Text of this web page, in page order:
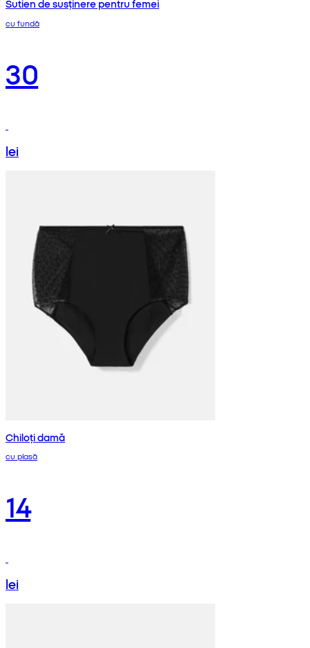
Sutien de susținere pentru femei
cu fundă
30
lei
Chiloți damă
cu plasă
14
lei